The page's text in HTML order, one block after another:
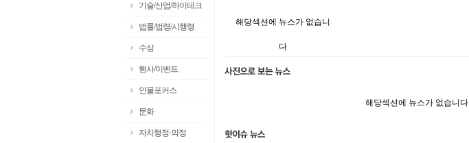
기술/산업/하이테크
법률/법령/시행령
수상
행사/이벤트
인물포커스
문화
자치행정·의정
해당섹션에 뉴스가 없습니
다
해당섹션에 뉴스가 없습니다